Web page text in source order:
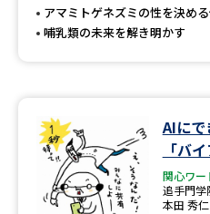
SELFBRAND特集ページ
来場型・Web型イベント特集
アマミトゲネズミの性を決め
哺乳類の未来を解き明かす
AIに
「バ
関心ワー
追手門学
本田 秀